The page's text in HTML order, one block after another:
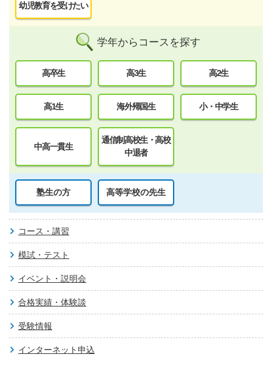
幼児教育を受けたい
学年からコースを探す
高卒生 高3生 高2生
高1生 海外帰国生 小・中学生
中高一貫生
通信制高校生・高校
中退者
塾生の方 高等学校の先生
コース・講習
模試・テスト
イベント・説明会
合格実績・体験談
受験情報
インターネット申込